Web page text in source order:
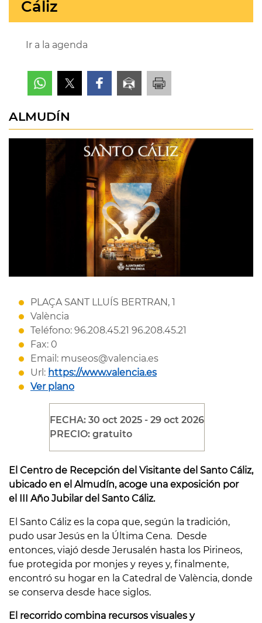
Cáliz
Ir a la agenda
ALMUDÍN
PLAÇA SANT LLUÍS BERTRAN, 1
València
Teléfono: 96.208.45.21 96.208.45.21
Fax: 0
Email: museos@valencia.es
Url: https://www.valencia.es
Ver plano
FECHA: 30 oct 2025 - 29 oct 2026
PRECIO: gratuito
El Centro de Recepción del Visitante del Santo Cáliz,
ubicado en el Almudín, acoge una exposición por
el III Año Jubilar del Santo Cáliz.
El Santo Cáliz es la copa que, según la tradición,
pudo usar Jesús en la Última Cena. Desde
entonces, viajó desde Jerusalén hasta los Pirineos,
fue protegida por monjes y reyes y, finalmente,
encontró su hogar en la Catedral de València, donde
se conserva desde hace siglos.
El recorrido combina recursos visuales y